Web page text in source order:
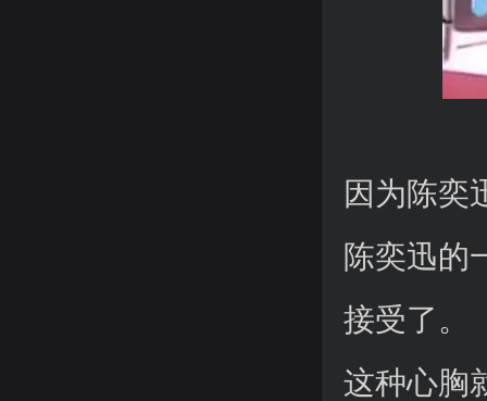
因为陈奕
陈奕迅的
接受了。
这种心胸